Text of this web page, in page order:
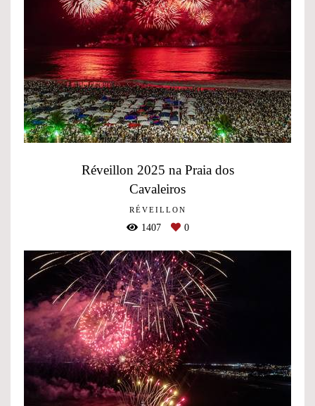
Réveillon 2025 na Praia dos
Cavaleiros
RÉVEILLON
1407 0